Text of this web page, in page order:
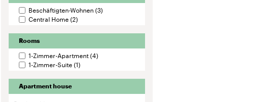
Apartment house
Direktwahl
Apartmentanlage - Nur Studierende!
„Bergaustraße 60“ in Berlin-Treptow-
Köpenick(1)
Apartmentanlage Ehrlichstraße
Apartmentanlage nur für
Studierende ! Sewanstraße 258 Berlin-
Friedrichsfelde (4)